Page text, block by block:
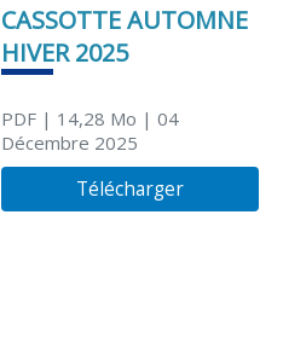
CASSOTTE AUTOMNE
HIVER 2025
PDF| 14,28 Mo | 04
Décembre 2025
Télécharger